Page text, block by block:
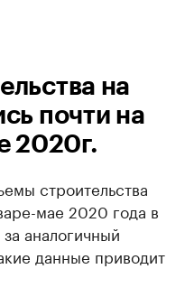
на
почти на
2020г.
строительства
мае 2020 года в
аналогичный
данные приводит